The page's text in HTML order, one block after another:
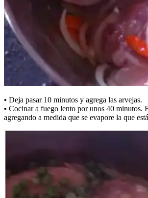
• Deja pasar 10 minutos y agrega las arvejas.
• Cocinar a fuego lento por unos 40 minutos.
agregando a medida que se evapore la que